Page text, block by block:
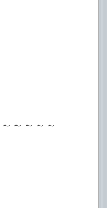
～～～～